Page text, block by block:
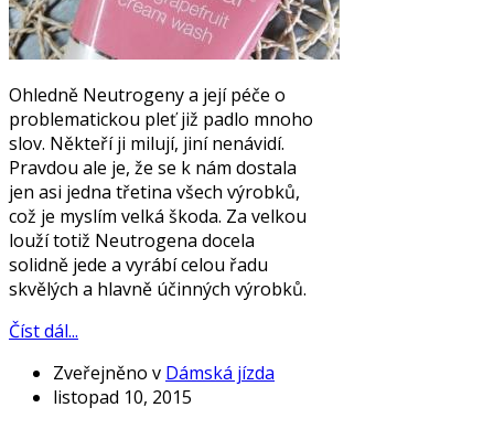
Ohledně Neutrogeny a její péče o
problematickou pleť již padlo mnoho
slov. Někteří ji milují, jiní nenávidí.
Pravdou ale je, že se k nám dostala
jen asi jedna třetina všech výrobků,
což je myslím velká škoda. Za velkou
louží totiž Neutrogena docela
solidně jede a vyrábí celou řadu
skvělých a hlavně účinných výrobků.
Číst dál...
Zveřejněno v Dámská jízda
listopad 10, 2015